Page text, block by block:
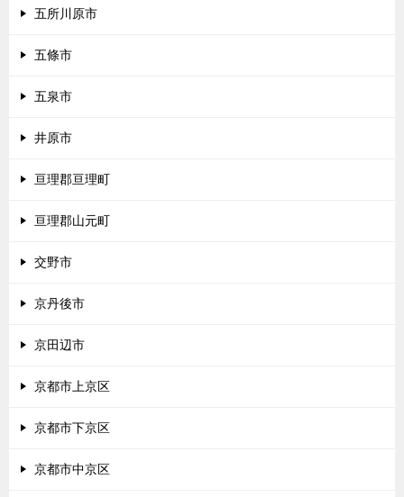
五所川原市
五條市
五泉市
井原市
亘理郡亘理町
亘理郡山元町
交野市
京丹後市
京田辺市
京都市上京区
京都市下京区
京都市中京区